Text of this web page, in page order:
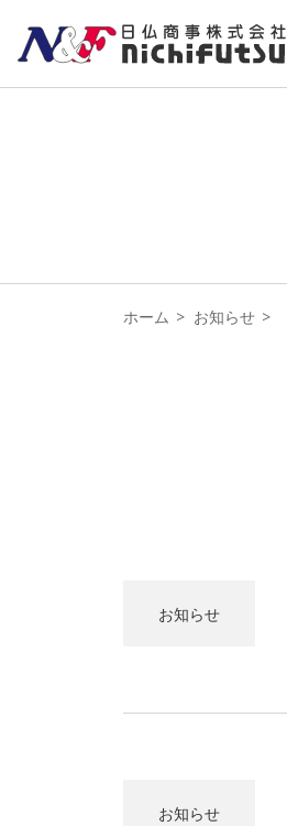
ホーム お知らせ
お知らせ
お知らせ